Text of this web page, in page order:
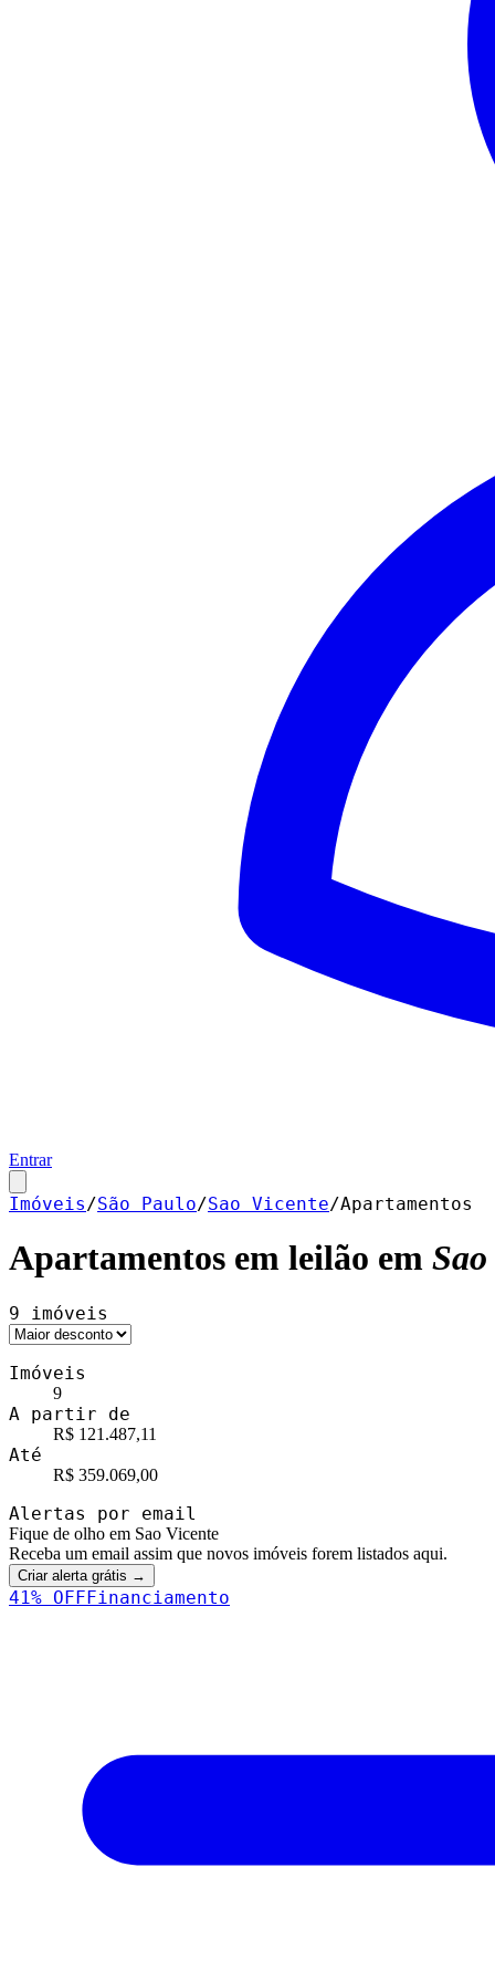
Entrar
Imóveis/São Paulo/Sao Vicente/Apartamentos
Apartamentos em leilão em
9 imóveis
Imóveis
9
A partir de
R$ 121.487,11
Até
R$ 359.069,00
Alertas por email
Fique de olho em Sao Vicente
Receba um email assim que novos imóveis forem listados aqui.
Criar alerta grátis →
41% OFFFinanciamento